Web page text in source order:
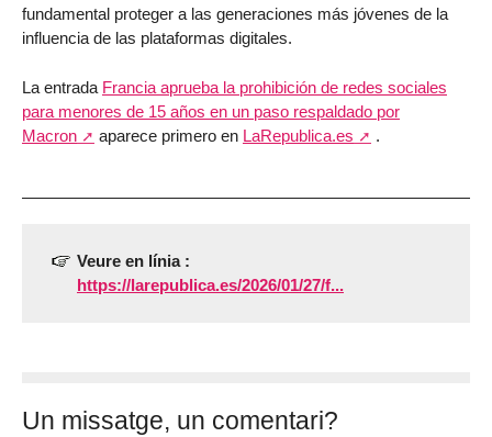
fundamental proteger a las generaciones más jóvenes de la
influencia de las plataformas digitales.
La entrada Francia aprueba la prohibición de redes sociales
para menores de 15 años en un paso respaldado por
Macron
aparece primero en LaRepublica.es .
Veure en línia :
https://larepublica.es/2026/01/27/f...
Un missatge, un comentari?